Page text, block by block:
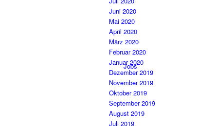
Jobs
Juni 2020
Mai 2020
April 2020
März 2020
Februar 2020
Januar 2020
Dezember 2019
November 2019
Oktober 2019
September 2019
August 2019
Juli 2019